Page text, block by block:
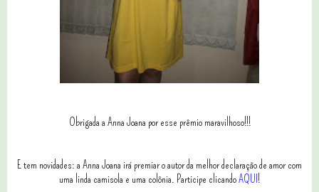
Obrigada a Anna Joana por esse prêmio maravilhoso!!!
E tem novidades: a Anna Joana irá premiar o autor da melhor declaração de amor com
uma linda camisola e uma colônia. Participe clicandoAQUI !